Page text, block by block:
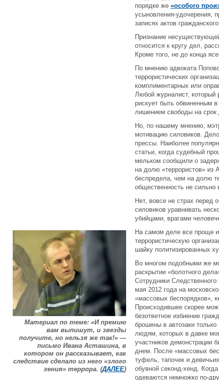
порядке же «особого
усыновления-удочерения,
записях актов
Признание
относится к кругу дел,
Кроме того, не до конца
По мнению адвоката
террористических
комплиментарных или
Любой журналист, который
рискует быть обвиненным
лишением свободы на срок
Но, по нашему мнению,
мотивацию силовиков.
прессы. Наиболее
статьи, когда судебный
мельком сообщили о
на долю «террористов» из
беспредела, чем на долю
общественность не сильно
Нет, вовсе не страх
силовиков уравнивать
убийцами, врагами
Материал по теме: «И премию
вам выпишут, и звезды
получите, но нельзя же так!» —
письмо Ивана Асташина, в
котором он рассказывает, как
следствие сделало из него «злого
гения» террора. (ДАЛЕЕ)
На самом деле все проще
террористическую
шайку политизированных
Во многом подобными же
раскрытии «болотного
Сотрудники
мая 2012 года на
«массовых беспорядков»,
Происходившее скорее
безответное избиение
брошены в автозаки
людям, которых в давке
участников демонстрации
днем. После «массовых
туфель, тапочек и
обувной секонд-хенд.
одеваются немножко по-